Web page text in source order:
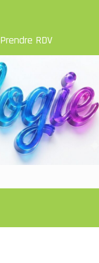
Prendre RDV